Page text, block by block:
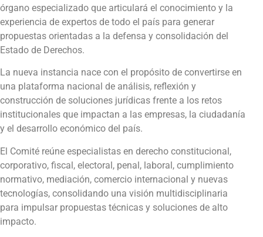
órgano especializado que articulará el conocimiento y la
experiencia de expertos de todo el país para generar
propuestas orientadas a la defensa y consolidación del
Estado de Derechos.
La nueva instancia nace con el propósito de convertirse en
una plataforma nacional de análisis, reflexión y
construcción de soluciones jurídicas frente a los retos
institucionales que impactan a las empresas, la ciudadanía
y el desarrollo económico del país.
El Comité reúne especialistas en derecho constitucional,
corporativo, fiscal, electoral, penal, laboral, cumplimiento
normativo, mediación, comercio internacional y nuevas
tecnologías, consolidando una visión multidisciplinaria
para impulsar propuestas técnicas y soluciones de alto
impacto.